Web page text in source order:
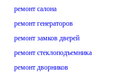
ремонт салона
ремонт генераторов
ремонт замков дверей
ремонт стеклоподъемника
ремонт дворников